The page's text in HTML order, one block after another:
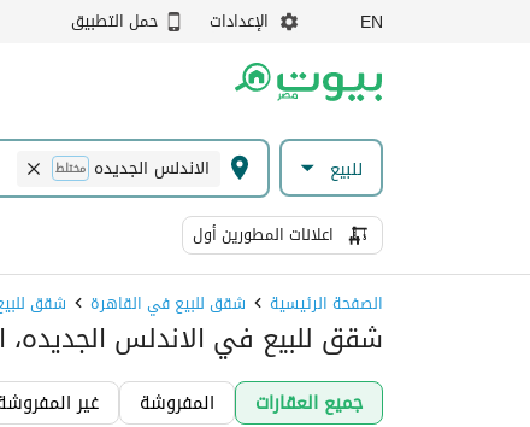
EN الإعدادات حمل التطبيق
للبيع الاندلس الجديده مختلط
اعلانات المطورين أول
الصفحة الرئيسية شقق للبيع في القاهرة شقق
شقق للبيع في الاندلس الجديده،
جميع العقارات المفروشة غير